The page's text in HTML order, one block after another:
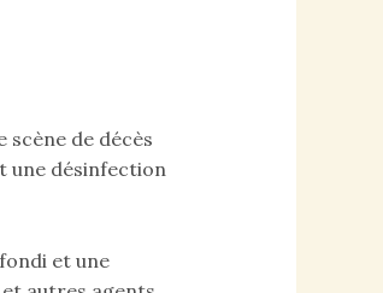
de décès
une désinfection
et une